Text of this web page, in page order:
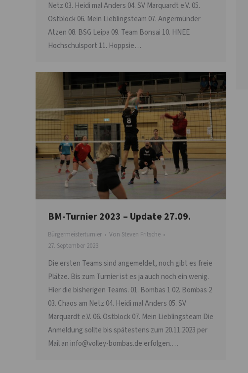
Netz 03. Heidi mal Anders 04. SV Marquardt e.V. 05.
Ostblock 06. Mein Lieblingsteam 07. Angermünder
Atzen 08. BSG Leipa 09. Team Bonsai 10. HNEE
Hochschulsport 11. Hoppsie…
BM-Turnier 2023 – Update 27.09.
Bürgermeisterturnier Von Steven Fritsche
27. September 2023
Die ersten Teams sind angemeldet, noch gibt es freie
Plätze. Bis zum Turnier ist es ja auch noch ein wenig.
Hier die bisherigen Teams. 01. Bombas 1 02. Bombas 2
03. Chaos am Netz 04. Heidi mal Anders 05. SV
Marquardt e.V. 06. Ostblock 07. Mein Lieblingsteam Die
Anmeldung sollte bis spätestens zum 20.11.2023 per
Mail an info@volley-bombas.de erfolgen.…